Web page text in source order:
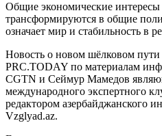
Общие экономические интересы
трансформируются в общие
означает мир и стабильность в
Новость о новом шёлковом
PRC.TODAY по материалам
CGTN и Сеймур Мамедов
международного экспертного
редактором азербайджанского
Vzglyad.az.